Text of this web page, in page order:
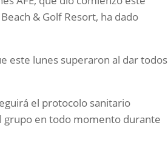
& Golf Resort, ha dado
este lunes superaron al dar todos
el protocolo sanitario
grupo en todo momento durante